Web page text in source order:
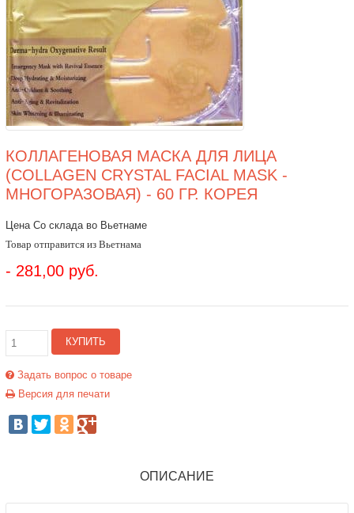
КОЛЛАГЕНОВАЯ МАСКА ДЛЯ ЛИЦА
(COLLAGEN CRYSTAL FACIAL MASK -
МНОГОРАЗОВАЯ) - 60 ГР. КОРЕЯ
Цена Со склада во Вьетнаме
Товар отправится из Вьетнама
- 281,00 руб.
КУПИТЬ
Задать вопрос о товаре
Версия для печати
ОПИСАНИЕ